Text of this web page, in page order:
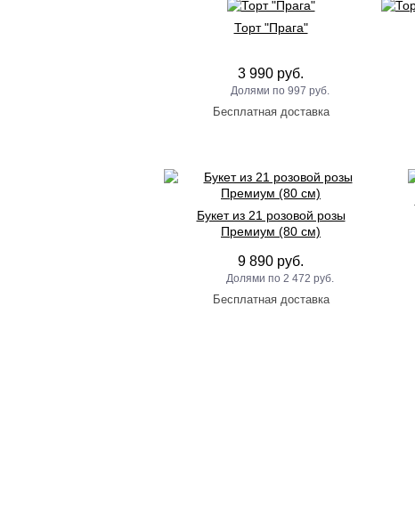
Торт "Прага"
3 990 руб.
997 руб.
Букет из 21 розовой розы
Премиум (80 см)
9 890 руб.
2 472 руб.